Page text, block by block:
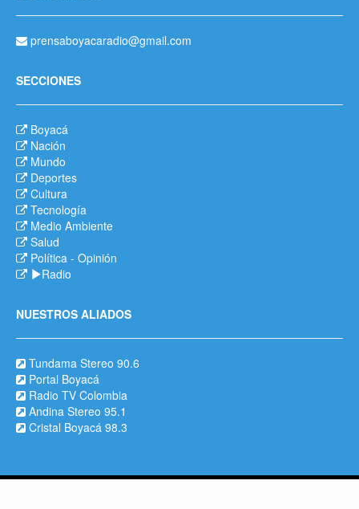
prensaboyacaradio@gmail.com
SECCIONES
Boyacá
Nación
Mundo
Deportes
Cultura
Tecnología
Medio Ambiente
Salud
Política - Opinión
Radio
NUESTROS ALIADOS
Tundama Stereo 90.6
Portal Boyacá
Radio TV Colombia
Andina Stereo 95.1
Cristal Boyacá 98.3